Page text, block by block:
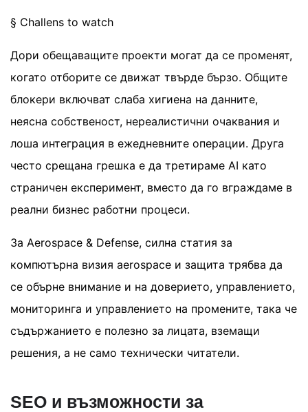
§ Challens to watch
Дори обещаващите проекти могат да се променят,
когато отборите се движат твърде бързо. Общите
блокери включват слаба хигиена на данните,
неясна собственост, нереалистични очаквания и
лоша интеграция в ежедневните операции. Друга
често срещана грешка е да третираме AI като
страничен експеримент, вместо да го вграждаме в
реални бизнес работни процеси.
За Aerospace & Defense, силна статия за
компютърна визия aerospace и защита трябва да
се обърне внимание и на доверието, управлението,
мониторинга и управлението на промените, така че
съдържанието е полезно за лицата, вземащи
решения, а не само технически читатели.
SEO и възможности за